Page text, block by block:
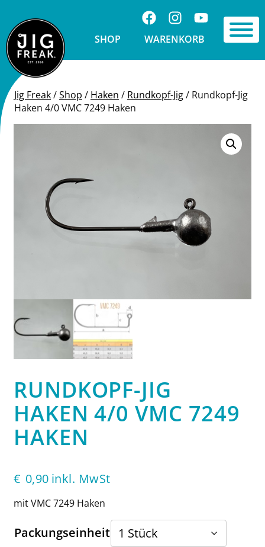
Folge uns auf Facebook
Folge uns auf
Visit us on
SHOP
WARENKORB
Toggle
Jig Freak/Shop / Haken / Rundkopf-Jig/ Rundkopf-Jig
Haken 4/0 VMC 7249 Haken
RUNDKOPF-JIG
HAKEN 4/0 VMC 7249
HAKEN
€ 0,90 inkl. MwSt
mit VMC 7249 Haken
Packungseinheit